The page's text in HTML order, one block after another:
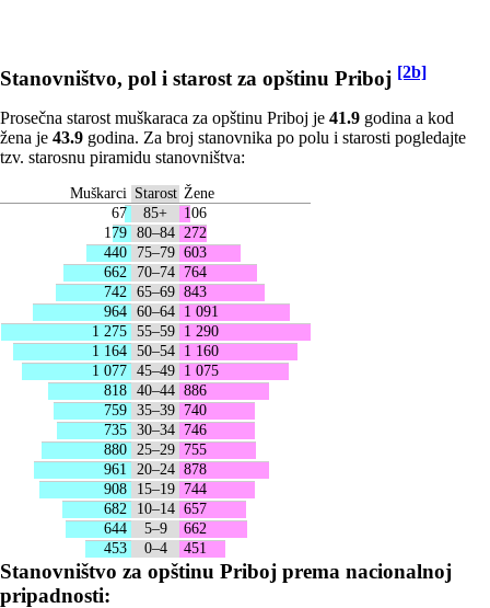
Stanovništvo, pol i starost za opštinu Priboj [2b]
Prosečna starost muškaraca za opštinu Priboj je 41.9 godina a kod
žena je 43.9 godina. Za broj stanovnika po polu i starosti pogledajte
tzv. starosnu piramidu stanovništva:
Muškarci Starost Žene
67
85+
106
179 80–84
272
440
75–79 603
662
70–74
764
742
65–69 843
964 60–64
1 091
1 275 55–59
1 290
1 164 50–54
1 160
1 077 45–49
1 075
818 40–44 886
759 35–39
740
735 30–34
746
880
25–29
755
961
20–24 878
908
15–19
744
682
10–14 657
644
5–9
662
453
0–4 451
Stanovništvo za opštinu Priboj prema nacionalnoj
pripadnosti: